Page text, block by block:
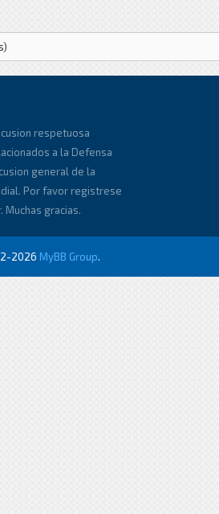
respetuosa
a la Defensa
general de la
Por favor registrese
Muchas gracias.
2026 MyBB Group.